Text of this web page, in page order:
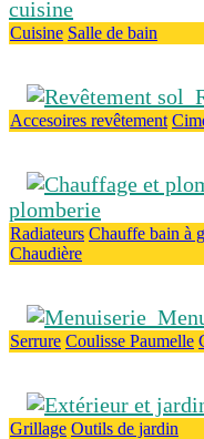
cuisine
Cuisine Salle de bain
Accesoires revêtement
plomberie
Radiateurs Chauffe bain à
Chaudière
Serrure Coulisse Paumelle
Grillage Outils de jardin